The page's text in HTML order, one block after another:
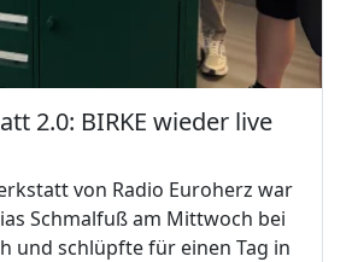
2.0: BIRKE wieder live
von Radio Euroherz war
Schmalfuß am Mittwoch bei
und schlüpfte für einen Tag in